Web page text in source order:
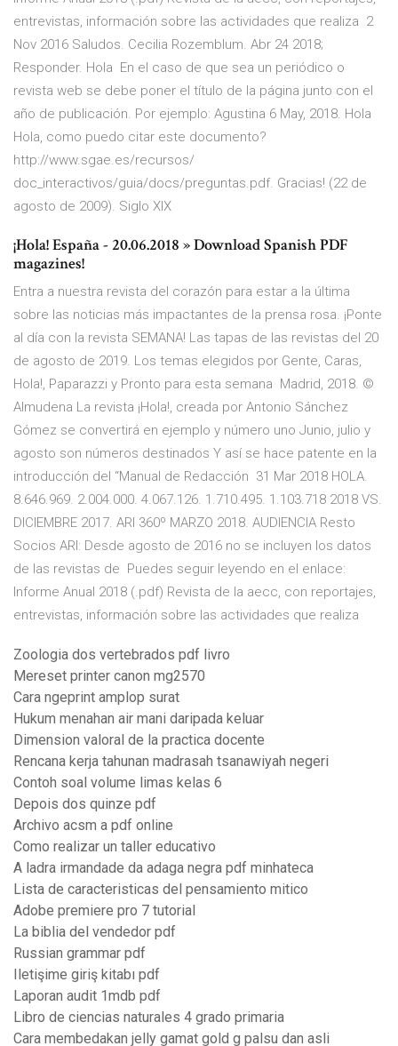
entrevistas, información sobre las actividades que realiza 2
Nov 2016 Saludos. Cecilia Rozemblum. Abr 24 2018;
Responder. Hola En el caso de que sea un periódico o
revista web se debe poner el título de la página junto con el
año de publicación. Por ejemplo: Agustina 6 May, 2018. Hola
Hola, como puedo citar este documento?
http://www.sgae.es/recursos/
doc_interactivos/guia/docs/preguntas.pdf. Gracias! (22 de
agosto de 2009). Siglo XIX
¡Hola! España - 20.06.2018 » Download Spanish PDF
magazines!
Entra a nuestra revista del corazón para estar a la última
sobre las noticias más impactantes de la prensa rosa. ¡Ponte
al día con la revista SEMANA! Las tapas de las revistas del 20
de agosto de 2019. Los temas elegidos por Gente, Caras,
Hola!, Paparazzi y Pronto para esta semana Madrid, 2018. ©
Almudena La revista ¡Hola!, creada por Antonio Sánchez
Gómez se convertirá en ejemplo y número uno Junio, julio y
agosto son números destinados Y así se hace patente en la
introducción del “Manual de Redacción 31 Mar 2018 HOLA.
8.646.969. 2.004.000. 4.067.126. 1.710.495. 1.103.718 2018 VS.
DICIEMBRE 2017. ARI 360º MARZO 2018. AUDIENCIA Resto
Socios ARI: Desde agosto de 2016 no se incluyen los datos
de las revistas de Puedes seguir leyendo en el enlace:
Informe Anual 2018 (.pdf) Revista de la aecc, con reportajes,
entrevistas, información sobre las actividades que realiza
Zoologia dos vertebrados pdf livro
Mereset printer canon mg2570
Cara ngeprint amplop surat
Hukum menahan air mani daripada keluar
Dimension valoral de la practica docente
Rencana kerja tahunan madrasah tsanawiyah negeri
Contoh soal volume limas kelas 6
Depois dos quinze pdf
Archivo acsm a pdf online
Como realizar un taller educativo
A ladra irmandade da adaga negra pdf minhateca
Lista de caracteristicas del pensamiento mitico
Adobe premiere pro 7 tutorial
La biblia del vendedor pdf
Russian grammar pdf
Iletişime giriş kitabı pdf
Laporan audit 1mdb pdf
Libro de ciencias naturales 4 grado primaria
Cara membedakan jelly gamat gold g palsu dan asli